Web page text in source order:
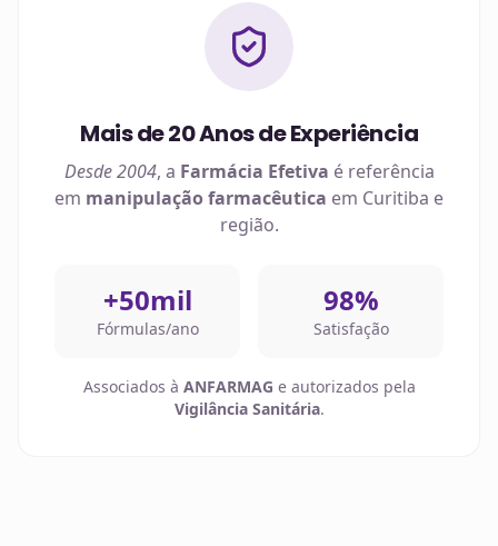
Mais de 20 Anos de Experiência
Desde 2004, a Farmácia Efetiva é referência
em manipulação farmacêutica em Curitiba e
região.
+50mil
Fórmulas/ano
98%
Satisfação
Associados à ANFARMAG e autorizados pela
Vigilância Sanitária.